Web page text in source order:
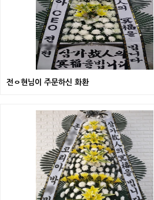
전ㅇ현님이 주문하신 화환